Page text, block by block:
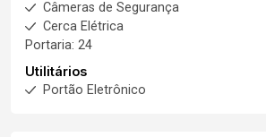
Câmeras de Segurança
Cerca Elétrica
Portaria: 24
Utilitários
Portão Eletrônico